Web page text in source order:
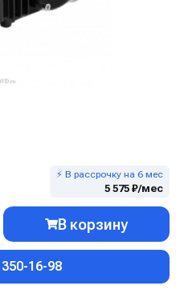
⚡ В рассрочку на 6 мес
5 575 ₽/мес
В корзину
16-98